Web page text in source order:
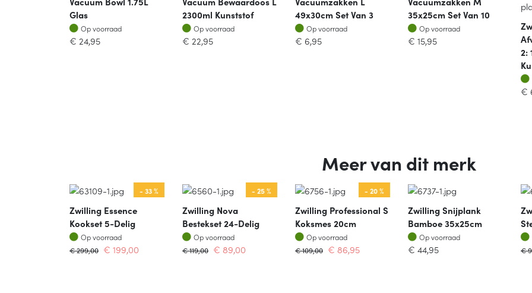
Glas
Op voorraad
Op voorraad
€ 24,95
2300ml Kunststof
Op voorraad
Op voorraad
€ 22,95
49x30cm Set Van 3
Op voorraad
Op voorraad
€ 6,95
35x25cm Set Van 10
Op voorraad
Op voorraad
€ 15,95
2:
€
Meer van dit merk
- 33 %
Zwilling Essence
Kookset 5-Delig
Op voorraad
Op voorraad
€299,00 € 199,00
- 25 %
Zwilling Nova
Bestekset 24-Delig
Op voorraad
Op voorraad
€119,00 € 89,00
- 20 %
Zwilling Professional S
Koksmes 20cm
Op voorraad
Op voorraad
€109,00 € 86,95
Zwilling Snijplank
Bamboe 35x25cm
Op voorraad
Op voorraad
€ 44,95 €